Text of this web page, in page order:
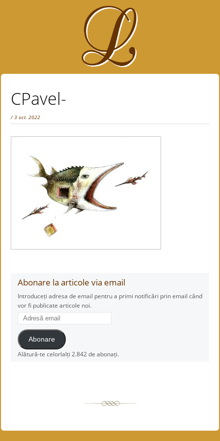
CPavel-
/ 3 oct. 2022
Abonare la articole via email
Introduceți adresa de email pentru a primi notificări prin email când
vor fi publicate articole noi.
Adresă
email
Abonare
Alătură-te celorlalți 2.842 de abonați.